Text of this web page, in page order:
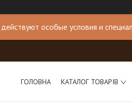
особые условия и
ГОЛОВНА КАТАЛОГ ТОВАРІВ